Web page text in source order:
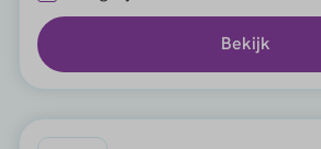
Bekijk